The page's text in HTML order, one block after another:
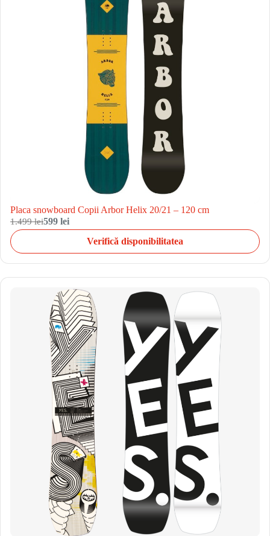
Placa snowboard Copii Arbor Helix 20/21 – 120 cm
1.499 lei599 lei
Verifică disponibilitatea